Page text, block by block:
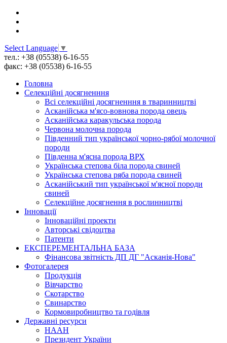
Select Language ▼
тел.: +38 (05538) 6-16-55
факс: +38 (05538) 6-16-55
Головна
Селекційні досягненння
Всі cелекційні досягненння в тваринництві
Асканійська м'ясо-вовнова порода овець
Асканійська каракульська порода
Червона молочна порода
Південний тип української чорно-рябої молочної
породи
Південна м'ясна порода ВРХ
Українська степова біла порода свиней
Українська степова ряба порода свиней
Асканійський тип української м'ясної породи
свиней
Селекційне досягнення в рослинництві
Інновації
Інноваційні проекти
Авторські свідоцтва
Патенти
ЕКСПЕРЕМЕНТАЛЬНА БАЗА
Фінансова звітність ДП ДГ "Асканія-Нова"
Фотогалерея
Продукція
Вівчарство
Скотарство
Свинарство
Кормовиробництво та годівля
Державні ресурси
НААН
Президент України